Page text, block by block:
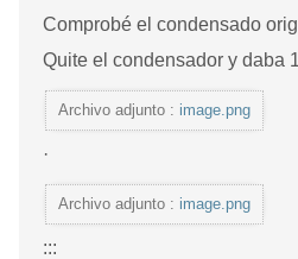
Comprobé el condensado
Quite el condensador y daba
Archivo adjunto : image.png
·
Archivo adjunto : image.png
:::